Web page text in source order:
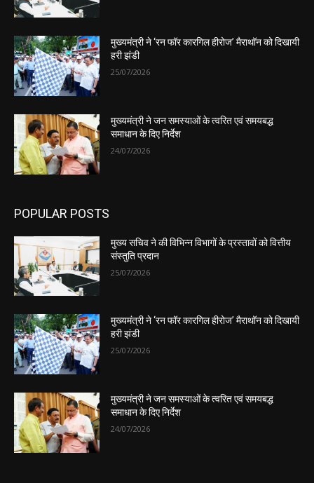
मुख्यमंत्री ने ‘रन फॉर कारगिल हीरोज’ मैराथॉन को दिखायी
हरी झंडी
25/07/2026
मुख्यमंत्री ने जन समस्याओं के त्वरित एवं समयबद्ध
समाधान के दिए निर्देश
24/07/2026
POPULAR POSTS
मुख्य सचिव ने की विभिन्न विभागों के प्रस्तावों को वित्तीय
संस्तुति प्रदान
25/07/2026
मुख्यमंत्री ने ‘रन फॉर कारगिल हीरोज’ मैराथॉन को दिखायी
हरी झंडी
25/07/2026
मुख्यमंत्री ने जन समस्याओं के त्वरित एवं समयबद्ध
समाधान के दिए निर्देश
24/07/2026